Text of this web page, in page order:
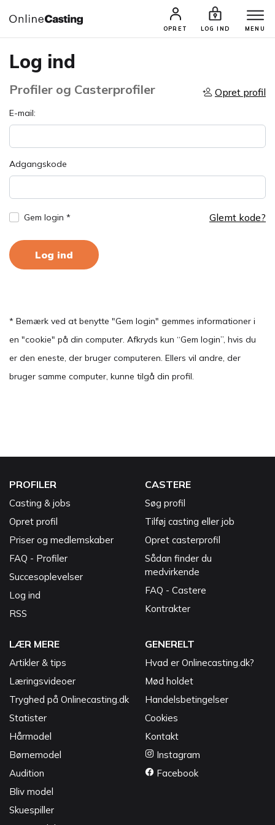
OPRET LOG IND MENU
Log ind
Profiler og Casterprofiler Opret profil
E-mail:
Adgangskode
Gem login * Glemt kode?
Log ind
* Bemærk ved at benytte "Gem login" gemmes informationer i
en "cookie" på din computer. Afkryds kun “Gem login”, hvis du
er den eneste, der bruger computeren. Ellers vil andre, der
bruger samme computer, kunne tilgå din profil.
PROFILER
Casting & jobs
Opret profil
Priser og medlemskaber
FAQ - Profiler
Succesoplevelser
Log ind
RSS
CASTERE
Søg profil
Tilføj casting eller job
Opret casterprofil
Sådan finder du
medvirkende
FAQ - Castere
Kontrakter
LÆR MERE
Artikler & tips
Læringsvideoer
Tryghed på Onlinecasting.dk
Statister
Hårmodel
Børnemodel
Audition
Bliv model
Skuespiller
GENERELT
Hvad er Onlinecasting.dk?
Mød holdet
Handelsbetingelser
Cookies
Kontakt
Instagram
Facebook